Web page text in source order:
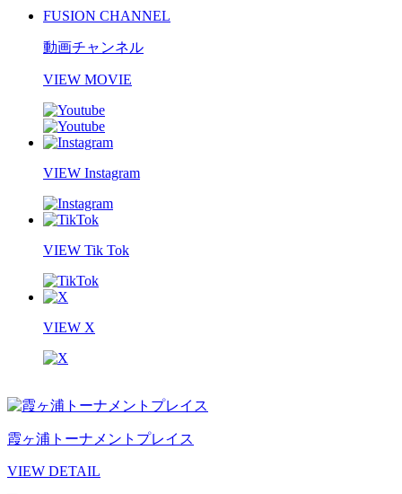
FUSION CHANNEL
動画チャンネル
VIEW MOVIE
VIEW Instagram
VIEW Tik Tok
VIEW X
霞ヶ浦トーナメントプレイス
VIEW DETAIL